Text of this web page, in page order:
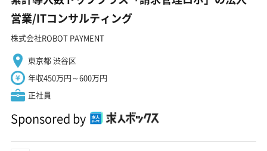
営業/ITコンサルティング
株式会社ROBOT PAYMENT
東京都 渋谷区
年収450万円～600万円
正社員
Sponsored by